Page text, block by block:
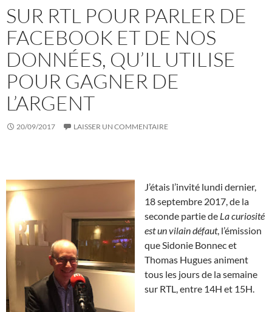
SUR RTL POUR PARLER DE
FACEBOOK ET DE NOS
DONNÉES, QU’IL UTILISE
POUR GAGNER DE
L’ARGENT
20/09/2017 LAISSER UN COMMENTAIRE
J’étais l’invité lundi dernier,
18 septembre 2017, de la
seconde partie de La curiosité
est un vilain défaut, l’émission
que Sidonie Bonnec et
Thomas Hugues animent
tous les jours de la semaine
sur RTL, entre 14H et 15H.